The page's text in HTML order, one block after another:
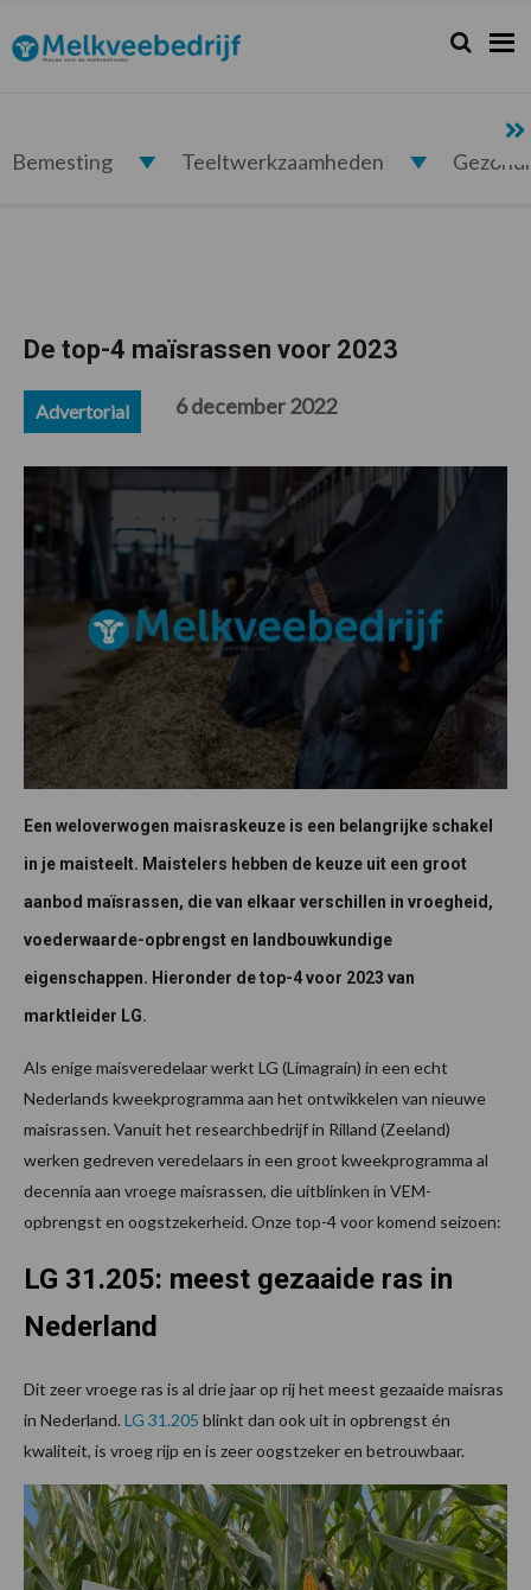
de
hoofdnavigatie
de
hoofd
de
eerste
de
voettekst
Melkveebedrijf.nl Zoeken...
Zoek
Bemesting Teeltwerkzaamheden
De top-4 maïsrassen voor 2023
Advertorial 6 december 2022
Een weloverwogen maisraskeuze is een belangrijke schakel
in je maisteelt. Maistelers hebben de keuze uit een groot
aanbod maïsrassen, die van elkaar verschillen in vroegheid,
voederwaarde-opbrengst en landbouwkundige
eigenschappen. Hieronder de top-4 voor 2023 van
marktleider LG.
Als enige maisveredelaar werkt LG (Limagrain) in een echt
Nederlands kweekprogramma aan het ontwikkelen van nieuwe
maisrassen. Vanuit het researchbedrijf in Rilland (Zeeland)
werken gedreven veredelaars in een groot kweekprogramma al
decennia aan vroege maisrassen, die uitblinken in VEM-
opbrengst en oogstzekerheid. Onze top-4 voor komend seizoen:
LG 31.205: meest gezaaide ras in
Nederland
Dit zeer vroege ras is al drie jaar op rij het meest gezaaide maisras
in Nederland. LG 31.205 blinkt dan ook uit in opbrengst én
kwaliteit, is vroeg rijp en is zeer oogstzeker en betrouwbaar.